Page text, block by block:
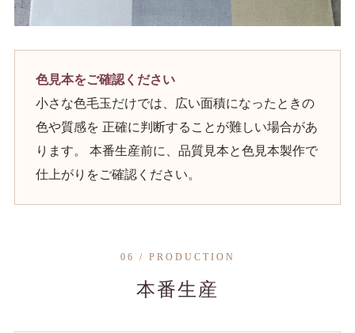
色見本をご確認ください
小さな色毛玉だけでは、広い面積になったときの
色や質感を 正確に判断することが難しい場合があ
ります。 本番生産前に、品質見本と色見本製作で
仕上がりをご確認ください。
06 / PRODUCTION
本番生産